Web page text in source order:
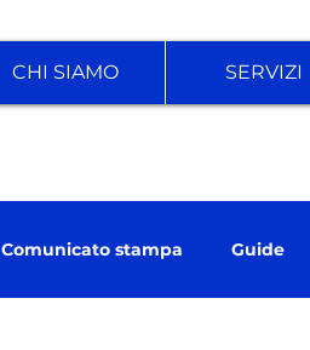
CHI SIAMO SERVIZI
Comunicato stampa Guide